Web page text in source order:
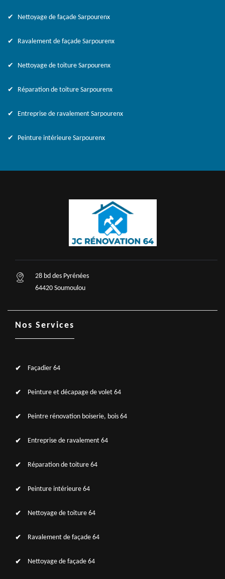
Nettoyage de façade Sarpourenx
Ravalement de façade Sarpourenx
Nettoyage de toiture Sarpourenx
Réparation de toiture Sarpourenx
Entreprise de ravalement Sarpourenx
Peinture intérieure Sarpourenx
28 bd des Pyrénées
64420 Soumoulou
Nos Services
Façadier 64
Peinture et décapage de volet 64
Peintre rénovation boiserie, bois 64
Entreprise de ravalement 64
Réparation de toiture 64
Peinture intérieure 64
Nettoyage de toiture 64
Ravalement de façade 64
Nettoyage de façade 64